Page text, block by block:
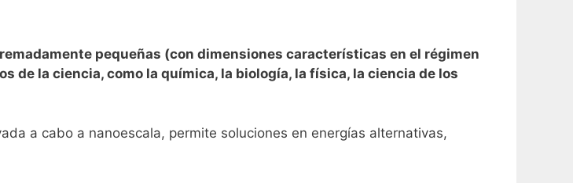
pequeñas (con dimensiones características en el régimen
de la ciencia, como la química, la biología, la física, la ciencia de los
a cabo a nanoescala, permite soluciones en energías alternativas,